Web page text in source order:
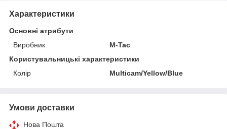
Характеристики
Основні атрибути
Виробник
M-Tac
Користувальницькі характеристики
Колір
Multicam/Yellow/Blue
Умови доставки
Нова Пошта